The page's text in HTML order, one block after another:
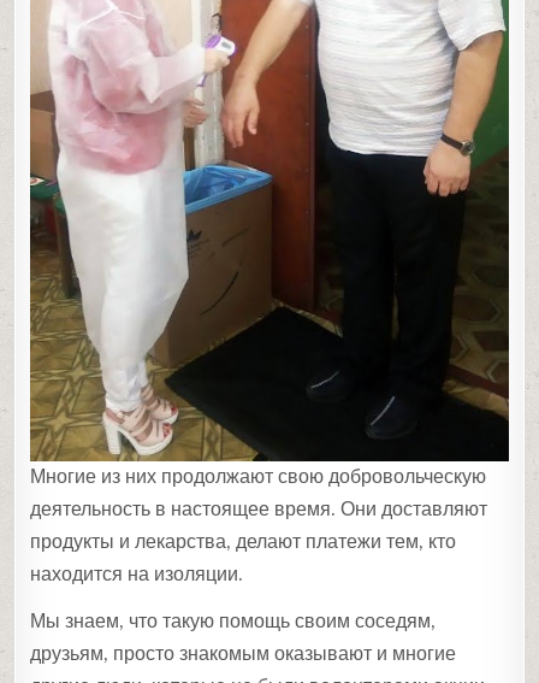
Многие из них продолжают свою добровольческую
деятельность в настоящее время. Они доставляют
продукты и лекарства, делают платежи тем, кто
находится на изоляции.
Мы знаем, что такую помощь своим соседям,
друзьям, просто знакомым оказывают и многие